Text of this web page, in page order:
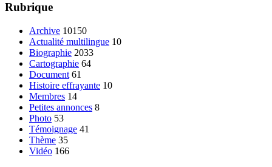
Rubrique
Archive 10150
Actualité multilingue 10
Biographie 2033
Cartographie 64
Document 61
Histoire effrayante 10
Membres 14
Petites annonces 8
Photo 53
Témoignage 41
Thème 35
Vidéo 166